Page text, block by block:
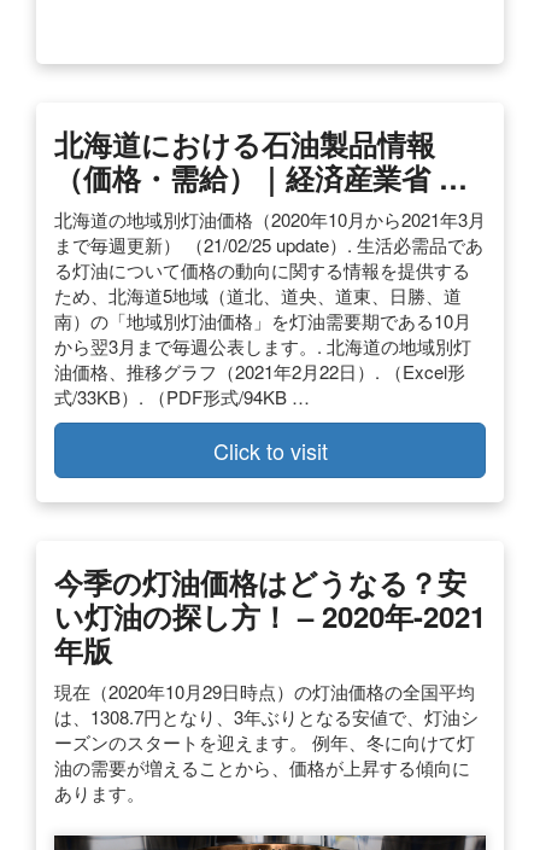
北海道における石油製品情報
（価格・需給）｜経済産業省 …
北海道の地域別灯油価格（2020年10月から2021年3月
まで毎週更新） （21/02/25 update）. 生活必需品であ
る灯油について価格の動向に関する情報を提供する
ため、北海道5地域（道北、道央、道東、日勝、道
南）の「地域別灯油価格」を灯油需要期である10月
から翌3月まで毎週公表します。. 北海道の地域別灯
油価格、推移グラフ（2021年2月22日）. （Excel形
式/33KB）. （PDF形式/94KB …
Click to visit
今季の灯油価格はどうなる？安
い灯油の探し方！ – 2020年-2021
年版
現在（2020年10月29日時点）の灯油価格の全国平均
は、1308.7円となり、3年ぶりとなる安値で、灯油シ
ーズンのスタートを迎えます。 例年、冬に向けて灯
油の需要が増えることから、価格が上昇する傾向に
あります。